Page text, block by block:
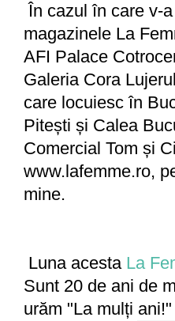
În cazul în care v-
magazinele La
AFI Palace
Galeria Cora
care locuiesc în
Pitești și Calea
Comercial Tom și
www.lafemme.ro,
mine.
Luna acesta La
Sunt 20 de ani de
urăm "La mulți ani!"